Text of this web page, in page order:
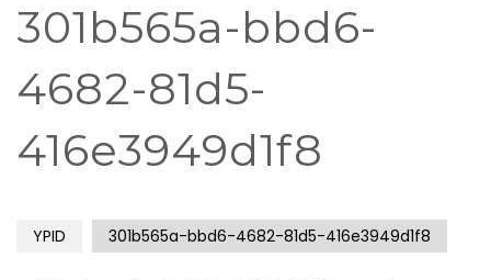
301b565a-bbd6-
4682-81d5-
416e3949d1f8
YPID 301b565a-bbd6-4682-81d5-416e3949d1f8